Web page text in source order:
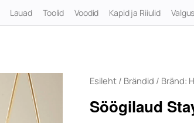
Lauad Toolid Voodid Kapid ja Riiulid
Esileht / Brändid / Bränd:
Söögilaud